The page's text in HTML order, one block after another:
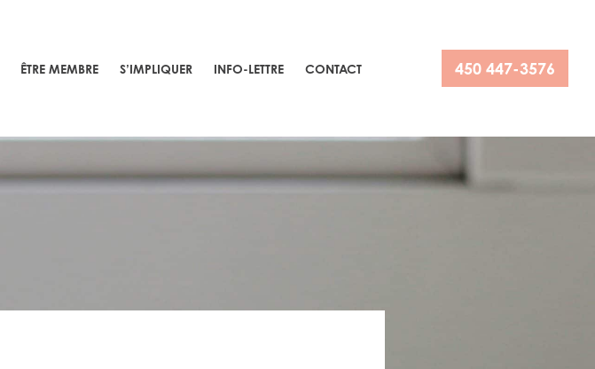
ÊTRE MEMBRE S’IMPLIQUER INFO-LETTRE CONTACT 450 447-3576